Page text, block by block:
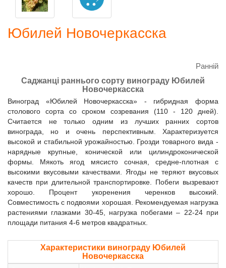
Юбилей Новочеркасска
Ранній
Саджанці раннього сорту винограду Юбилей
Новочеркасска
Виноград «Юбилей Новочеркасска» - гибридная форма
столового сорта со сроком созревания (110 - 120 дней).
Считается не только одним из лучших ранних сортов
винограда, но и очень перспективным. Характеризуется
высокой и стабильной урожайностью. Грозди товарного вида -
нарядные крупные, конической или цилиндроконической
формы. Мякоть ягод мясисто сочная, средне-плотная с
высокими вкусовыми качествами. Ягоды не теряют вкусовых
качеств при длительной транспортировке. Побеги вызревают
хорошо. Процент укоренения черенков высокий.
Совместимость с подвоями хорошая. Рекомендуемая нагрузка
растениями глазками 30-45, нагрузка побегами – 22-24 при
площади питания 4-6 метров квадратных.
Характеристики винограду Юбилей
Новочеркасска